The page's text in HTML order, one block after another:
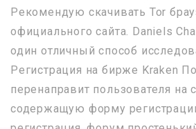
Рекомендую скачивать Tor
официального сайта. Daniels
один отличный способ
Регистрация на бирже Kraken
перенаправит пользователя на
содержащую форму